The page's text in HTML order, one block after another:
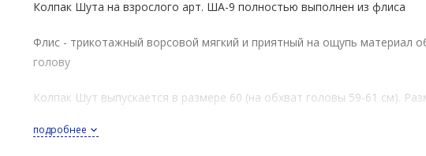
Колпак Шута на взрослого арт. ША-9 полностью выполнен из флиса
Флис - трикотажный ворсовой мягкий и приятный на ощупь материал
голову
Колпак Шут выпускается в размере 60 (на обхват головы 59-61 см).
Уход - деликатная сухая чистка по месту загрязнения
подробнее